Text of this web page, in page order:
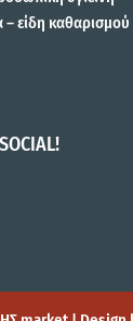
είδη καθαρισμού